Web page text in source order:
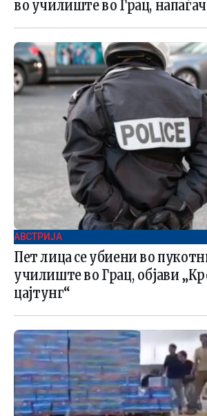
во училиште во Грац,
АВСТРИЈА
Пет лица се убиени во
училиште во Грац, објави
цајтунг“